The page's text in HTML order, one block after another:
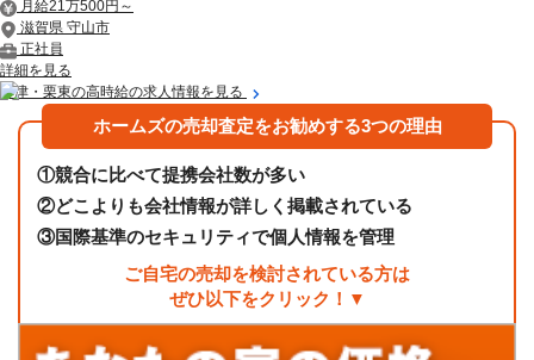
月給21万500円～
滋賀県 守山市
正社員
詳細を見る
草津・栗東の高時給の求人情報を見る
ホームズの売却査定をお勧めする3つの理由
①競合に比べて提携会社数が多い
②どこよりも会社情報が詳しく掲載されている
③国際基準のセキュリティで個人情報を管理
ご自宅の売却を検討されている方は
ぜひ以下をクリック！▼